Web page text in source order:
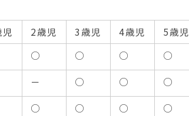
2歳児 3歳児 4歳児
5歳児
○ ○ ○
○
－ ○ ○
○
○ ○ ○
○